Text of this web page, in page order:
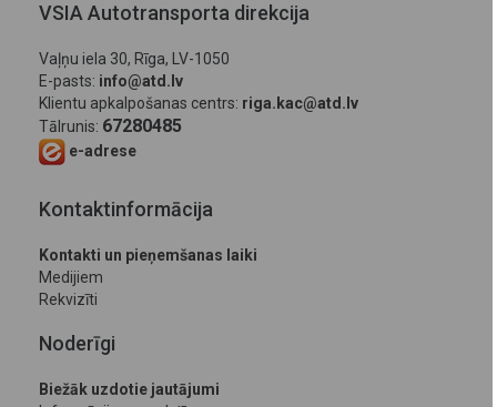
VSIA Autotransporta direkcija
Vaļņu iela 30, Rīga, LV-1050
E-pasts: info@atd.lv
Klientu apkalpošanas centrs: riga.kac@atd.lv
Tālrunis: 67280485
e-adrese
Kontaktinformācija
Kontakti un pieņemšanas laiki
Medijiem
Rekvizīti
Noderīgi
Biežāk uzdotie jautājumi